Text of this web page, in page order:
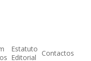
Estatuto
Editorial
Contactos